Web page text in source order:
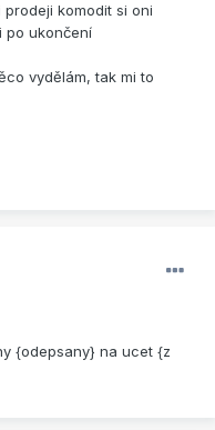
komodit si oni
po ukončení
vydělám, tak mi to
{odepsany} na ucet {z